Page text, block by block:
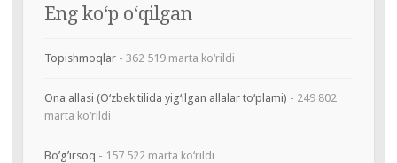
Eng ko‘p o‘qilgan
Topishmoqlar- 362 519 marta ko‘rildi
Ona allasi (O‘zbek tilida yig‘ilgan allalar to‘plami) - 249 802
marta ko‘rildi
Bo’g’irsoq - 157 522 marta ko‘rildi